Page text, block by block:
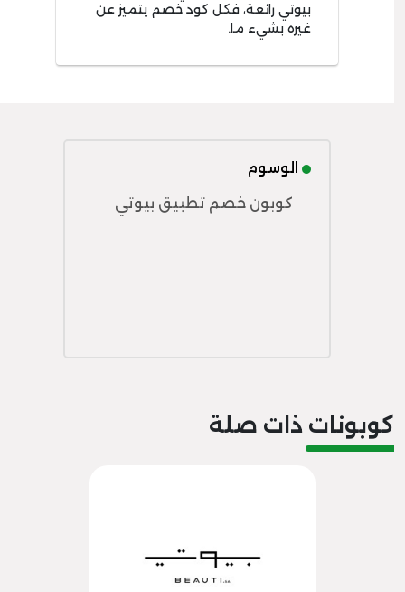
بيوتي رائعة، فكل كود خصم يتميز عن
غيره بشيء ما.
الوسوم
كوبون خصم تطبيق بيوتي
كوبونات ذات صلة